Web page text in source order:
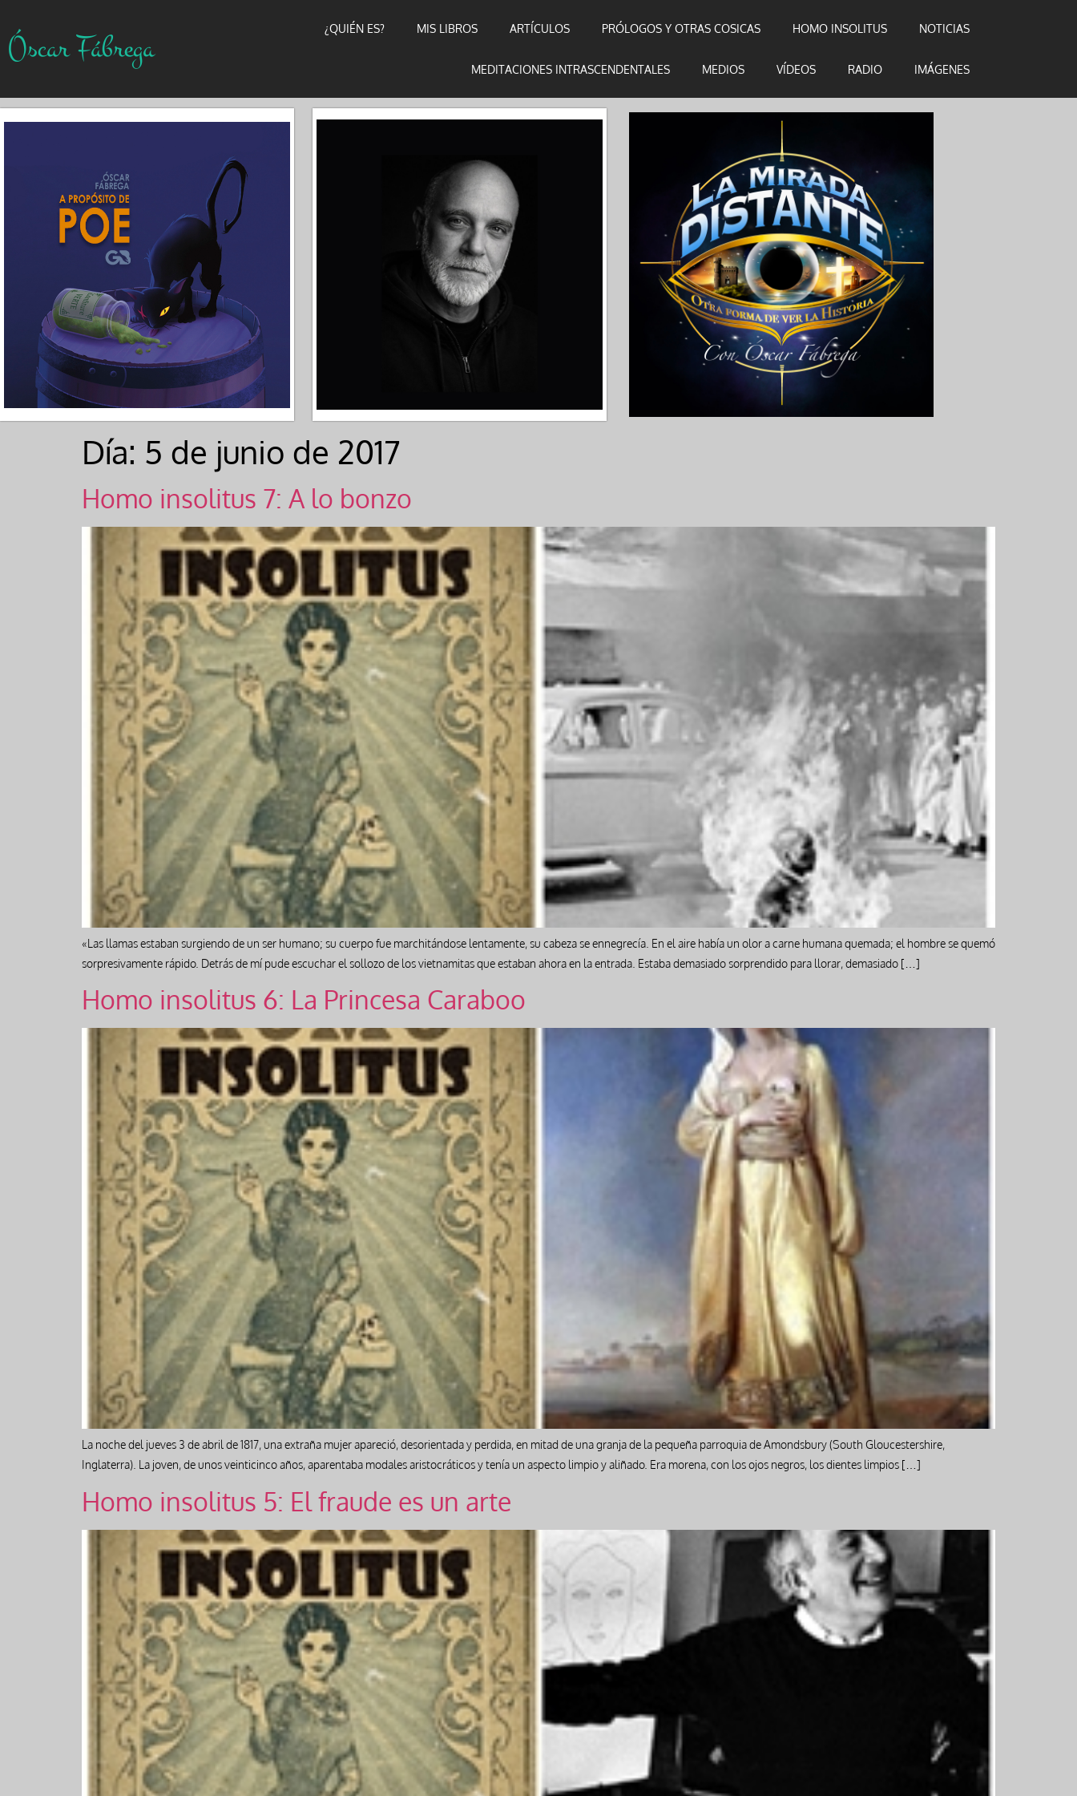
Óscar Fábrega ¿QUIÉN ES? MIS LIBROS ARTÍCULOS PRÓLOGOS Y OTRAS COSICAS HOMO INSOLITUS NOTICIAS
MEDITACIONES INTRASCENDENTALES MEDIOS VÍDEOS RADIO IMÁGENES
Día: 5 de junio de 2017
Homo insolitus 7: A lo bonzo
«Las llamas estaban surgiendo de un ser humano; su cuerpo fue marchitándose lentamente, su cabeza se ennegrecía. En el aire había un olor a carne humana quemada; el hombre se quemó
sorpresivamente rápido. Detrás de mí pude escuchar el sollozo de los vietnamitas que estaban ahora en la entrada. Estaba demasiado sorprendido para llorar, demasiado […]
Homo insolitus 6: La Princesa Caraboo
La noche del jueves 3 de abril de 1817, una extraña mujer apareció, desorientada y perdida, en mitad de una granja de la pequeña parroquia de Amondsbury (South Gloucestershire,
Inglaterra). La joven, de unos veinticinco años, aparentaba modales aristocráticos y tenía un aspecto limpio y aliñado. Era morena, con los ojos negros, los dientes limpios […]
Homo insolitus 5: El fraude es un arte